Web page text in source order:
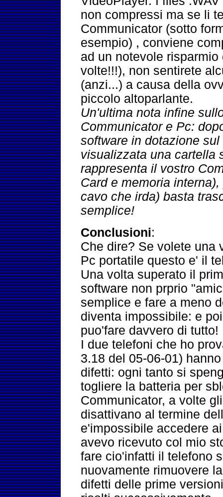
non compressi ma se li
Communicator (sotto
esempio) , conviene
ad un notevole
volte!!!), non sentirete
(anzi...) a causa della
piccolo altoparlante.
Un'ultima nota infine
Communicator e Pc:
software in dotazione
visualizzata una cartella
rappresenta il vostro
Card e memoria
cavo che irda) basta
semplice!
Conclusioni:
Che dire? Se volete una
Pc portatile questo e' il
Una volta superato il
software non prprio
semplice e fare a meno
diventa impossibile: e
puo'fare davvero di tutto!
I due telefoni che ho
3.18 del 05-06-01)
difetti: ogni tanto si
togliere la batteria per
Communicator, a volte
disattivano al termine
e'impossibile accedere
avevo ricevuto col mio
fare cio'infatti il telefono
nuovamente rimuovere
difetti delle prime